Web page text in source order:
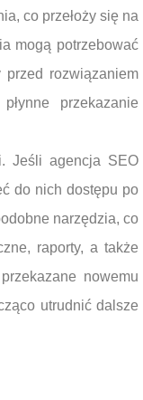
co przełoży się na
mogą potrzebować
rozwiązaniem
przekazanie
Jeśli agencja SEO
do nich dostępu po
narzędzia, co
raporty, a także
nowemu
utrudnić dalsze